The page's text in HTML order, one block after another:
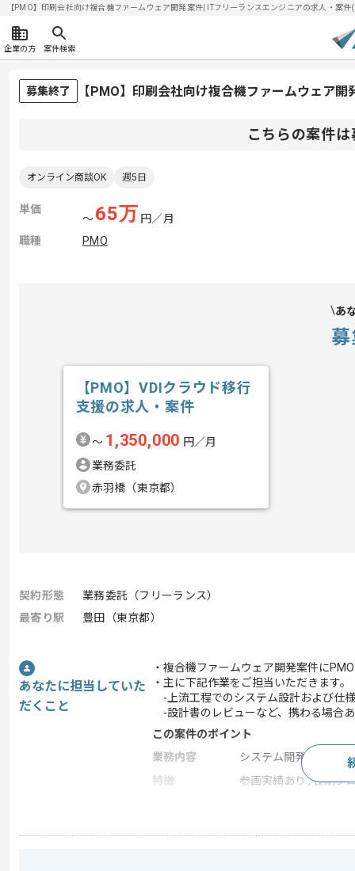
【PMO】印刷会社向け複合機ファームウェア開発案件| ITフリーランスエンジニアの求人・案
企業の方 案件検索
募集終了 【PMO】印刷会社向け複合機ファームウェア
こちらの案件
オンライン商談OK 週5日
単価
〜65万 円／月
職種
PMO
あ
【PMO】VDIクラウド移行
支援の求人・案件
〜 1,350,000 円／月
業務委託
赤羽橋（東京都）
契約形態
業務委託（フリーランス）
最寄り駅
豊田（東京都）
あなたに担当していた
だくこと
・複合機ファームウェア開発案件に
・主に下記作業をご担当いただきます。
-上流工程でのシステム設計および仕
-設計書のレビューなど、携わる場合
この案件のポイント
業務内容
システム開発
特徴
参画実績あり , 長期プ